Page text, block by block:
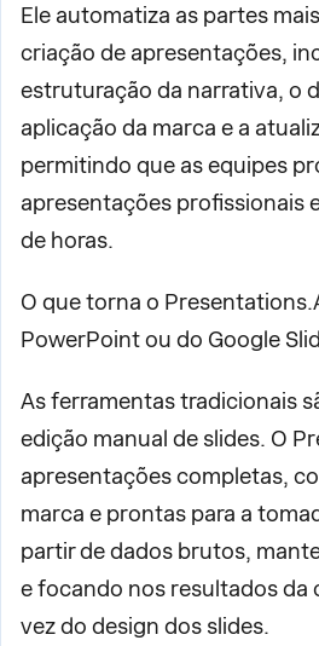
Ele automatiza as partes
criação de apresentações,
estruturação da narrativa, o
aplicação da marca e a
permitindo que as equipes
apresentações profissionais
de horas.
O que torna o
PowerPoint ou do Google
As ferramentas tradicionais
edição manual de slides. O
apresentações completas,
marca e prontas para a
partir de dados brutos,
e focando nos resultados da
vez do design dos slides.